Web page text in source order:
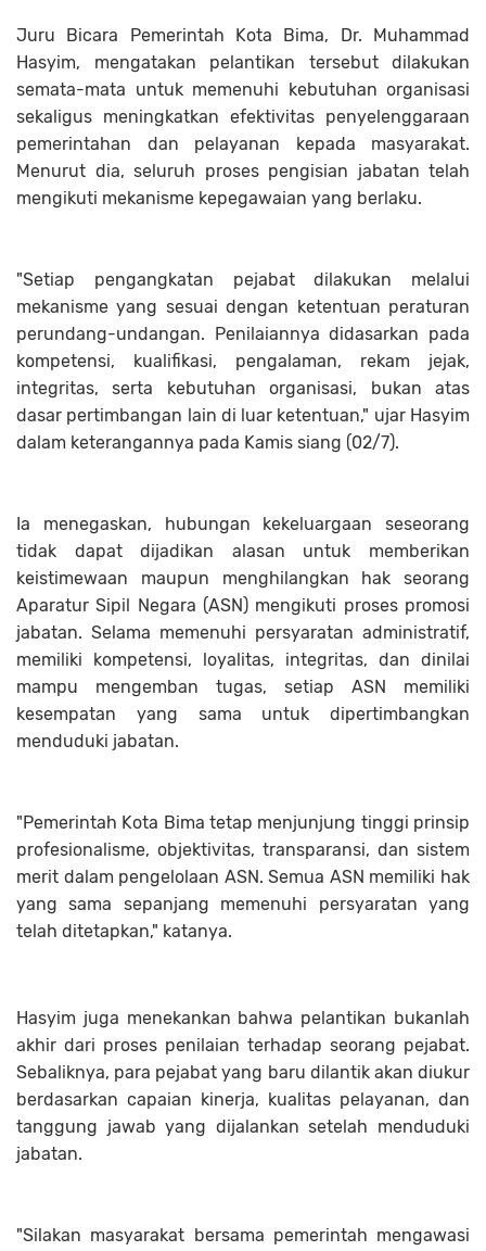
Juru Bicara Pemerintah Kota Bima, Dr. Muhammad
Hasyim, mengatakan pelantikan tersebut dilakukan
semata-mata untuk memenuhi kebutuhan organisasi
sekaligus meningkatkan efektivitas penyelenggaraan
pemerintahan dan pelayanan kepada masyarakat.
Menurut dia, seluruh proses pengisian jabatan telah
mengikuti mekanisme kepegawaian yang berlaku.
"Setiap pengangkatan pejabat dilakukan melalui
mekanisme yang sesuai dengan ketentuan peraturan
perundang-undangan. Penilaiannya didasarkan pada
kompetensi, kualifikasi, pengalaman, rekam jejak,
integritas, serta kebutuhan organisasi, bukan atas
dasar pertimbangan lain di luar ketentuan," ujar Hasyim
dalam keterangannya pada Kamis siang (02/7).
Ia menegaskan, hubungan kekeluargaan seseorang
tidak dapat dijadikan alasan untuk memberikan
keistimewaan maupun menghilangkan hak seorang
Aparatur Sipil Negara (ASN) mengikuti proses promosi
jabatan. Selama memenuhi persyaratan administratif,
memiliki kompetensi, loyalitas, integritas, dan dinilai
mampu mengemban tugas, setiap ASN memiliki
kesempatan yang sama untuk dipertimbangkan
menduduki jabatan.
"Pemerintah Kota Bima tetap menjunjung tinggi prinsip
profesionalisme, objektivitas, transparansi, dan sistem
merit dalam pengelolaan ASN. Semua ASN memiliki hak
yang sama sepanjang memenuhi persyaratan yang
telah ditetapkan," katanya.
Hasyim juga menekankan bahwa pelantikan bukanlah
akhir dari proses penilaian terhadap seorang pejabat.
Sebaliknya, para pejabat yang baru dilantik akan diukur
berdasarkan capaian kinerja, kualitas pelayanan, dan
tanggung jawab yang dijalankan setelah menduduki
jabatan.
"Silakan masyarakat bersama pemerintah mengawasi